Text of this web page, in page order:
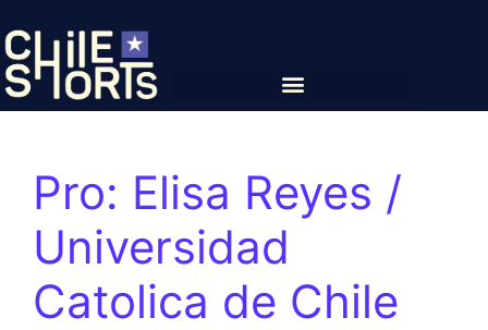
Pro: Elisa Reyes /
Universidad
Catolica de Chile